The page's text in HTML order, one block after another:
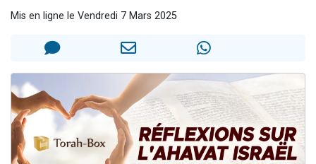
Il reste 49 places pour étudier en groupe sur Zoom
2 nouvelles musiques dans Torah-Box Music
6 personnes viennent de nous rejoindre sur WhatsApp
Mis en ligne le Vendredi 7 Mars 2025